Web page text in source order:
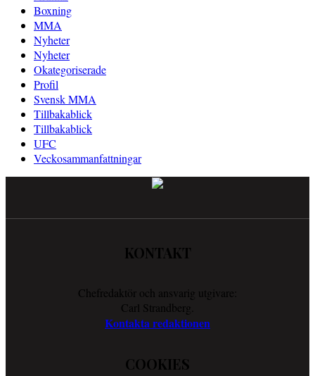
Boxning
MMA
Nyheter
Nyheter
Okategoriserade
Profil
Svensk MMA
Tillbakablick
Tillbakablick
UFC
Veckosammanfattningar
KONTAKT
Chefredaktör och ansvarig utgivare:
Carl Strandberg.
Kontakta redaktionen
COOKIES